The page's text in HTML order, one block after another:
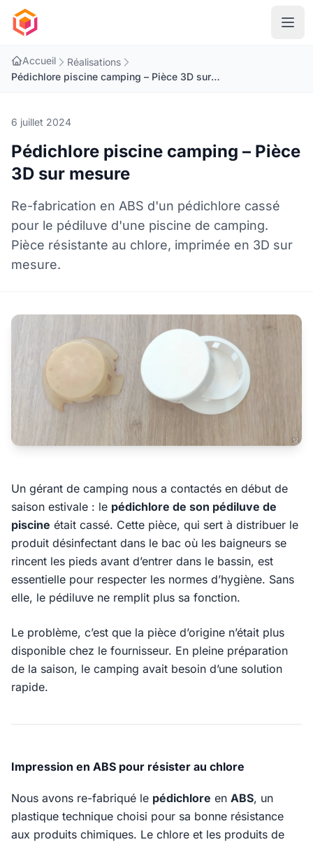
Accueil
Réalisations
Pédichlore piscine camping – Pièce 3D sur mesure
6 juillet 2024
Pédichlore piscine camping – Pièce
3D sur mesure
Re-fabrication en ABS d'un pédichlore cassé
pour le pédiluve d'une piscine de camping.
Pièce résistante au chlore, imprimée en 3D sur
mesure.
Un gérant de camping nous a contactés en début de
saison estivale : le pédichlore de son pédiluve de
piscine était cassé. Cette pièce, qui sert à distribuer le
produit désinfectant dans le bac où les baigneurs se
rincent les pieds avant d’entrer dans le bassin, est
essentielle pour respecter les normes d’hygiène. Sans
elle, le pédiluve ne remplit plus sa fonction.
Le problème, c’est que la pièce d’origine n’était plus
disponible chez le fournisseur. En pleine préparation
de la saison, le camping avait besoin d’une solution
rapide.
Impression en ABS pour résister au chlore
Nous avons re-fabriqué le pédichlore en ABS, un
plastique technique choisi pour sa bonne résistance
aux produits chimiques. Le chlore et les produits de